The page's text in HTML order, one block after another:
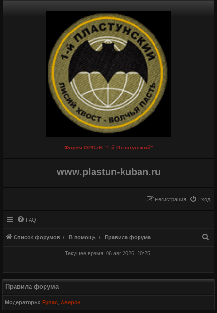
Форум ОРСпН "1-й Пластунский"
www.plastun-kuban.ru
Вход
Регистрация
FAQ
Список форумов В помощь Правила форума
Текущее время: 06 авг 2026, 20:25
Правила форума
Модераторы: Рупас ,Аверон